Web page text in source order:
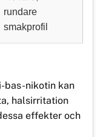
rundare
smakprofil
bas-nikotin kan
halsirritation
effekter och